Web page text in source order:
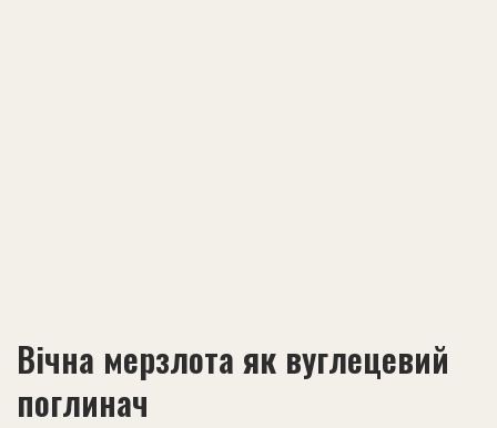
Вічна мерзлота як вуглецевий
поглинач